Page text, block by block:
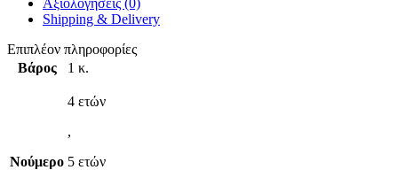
Shipping & Delivery
Επιπλέον πληροφορίες
Βάρος
1 κ.
Νούμερο
4 ετών
,
5 ετών